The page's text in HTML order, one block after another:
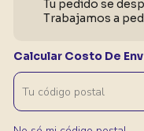
Tu pedido se
Trabajamos a
Calcular Costo De